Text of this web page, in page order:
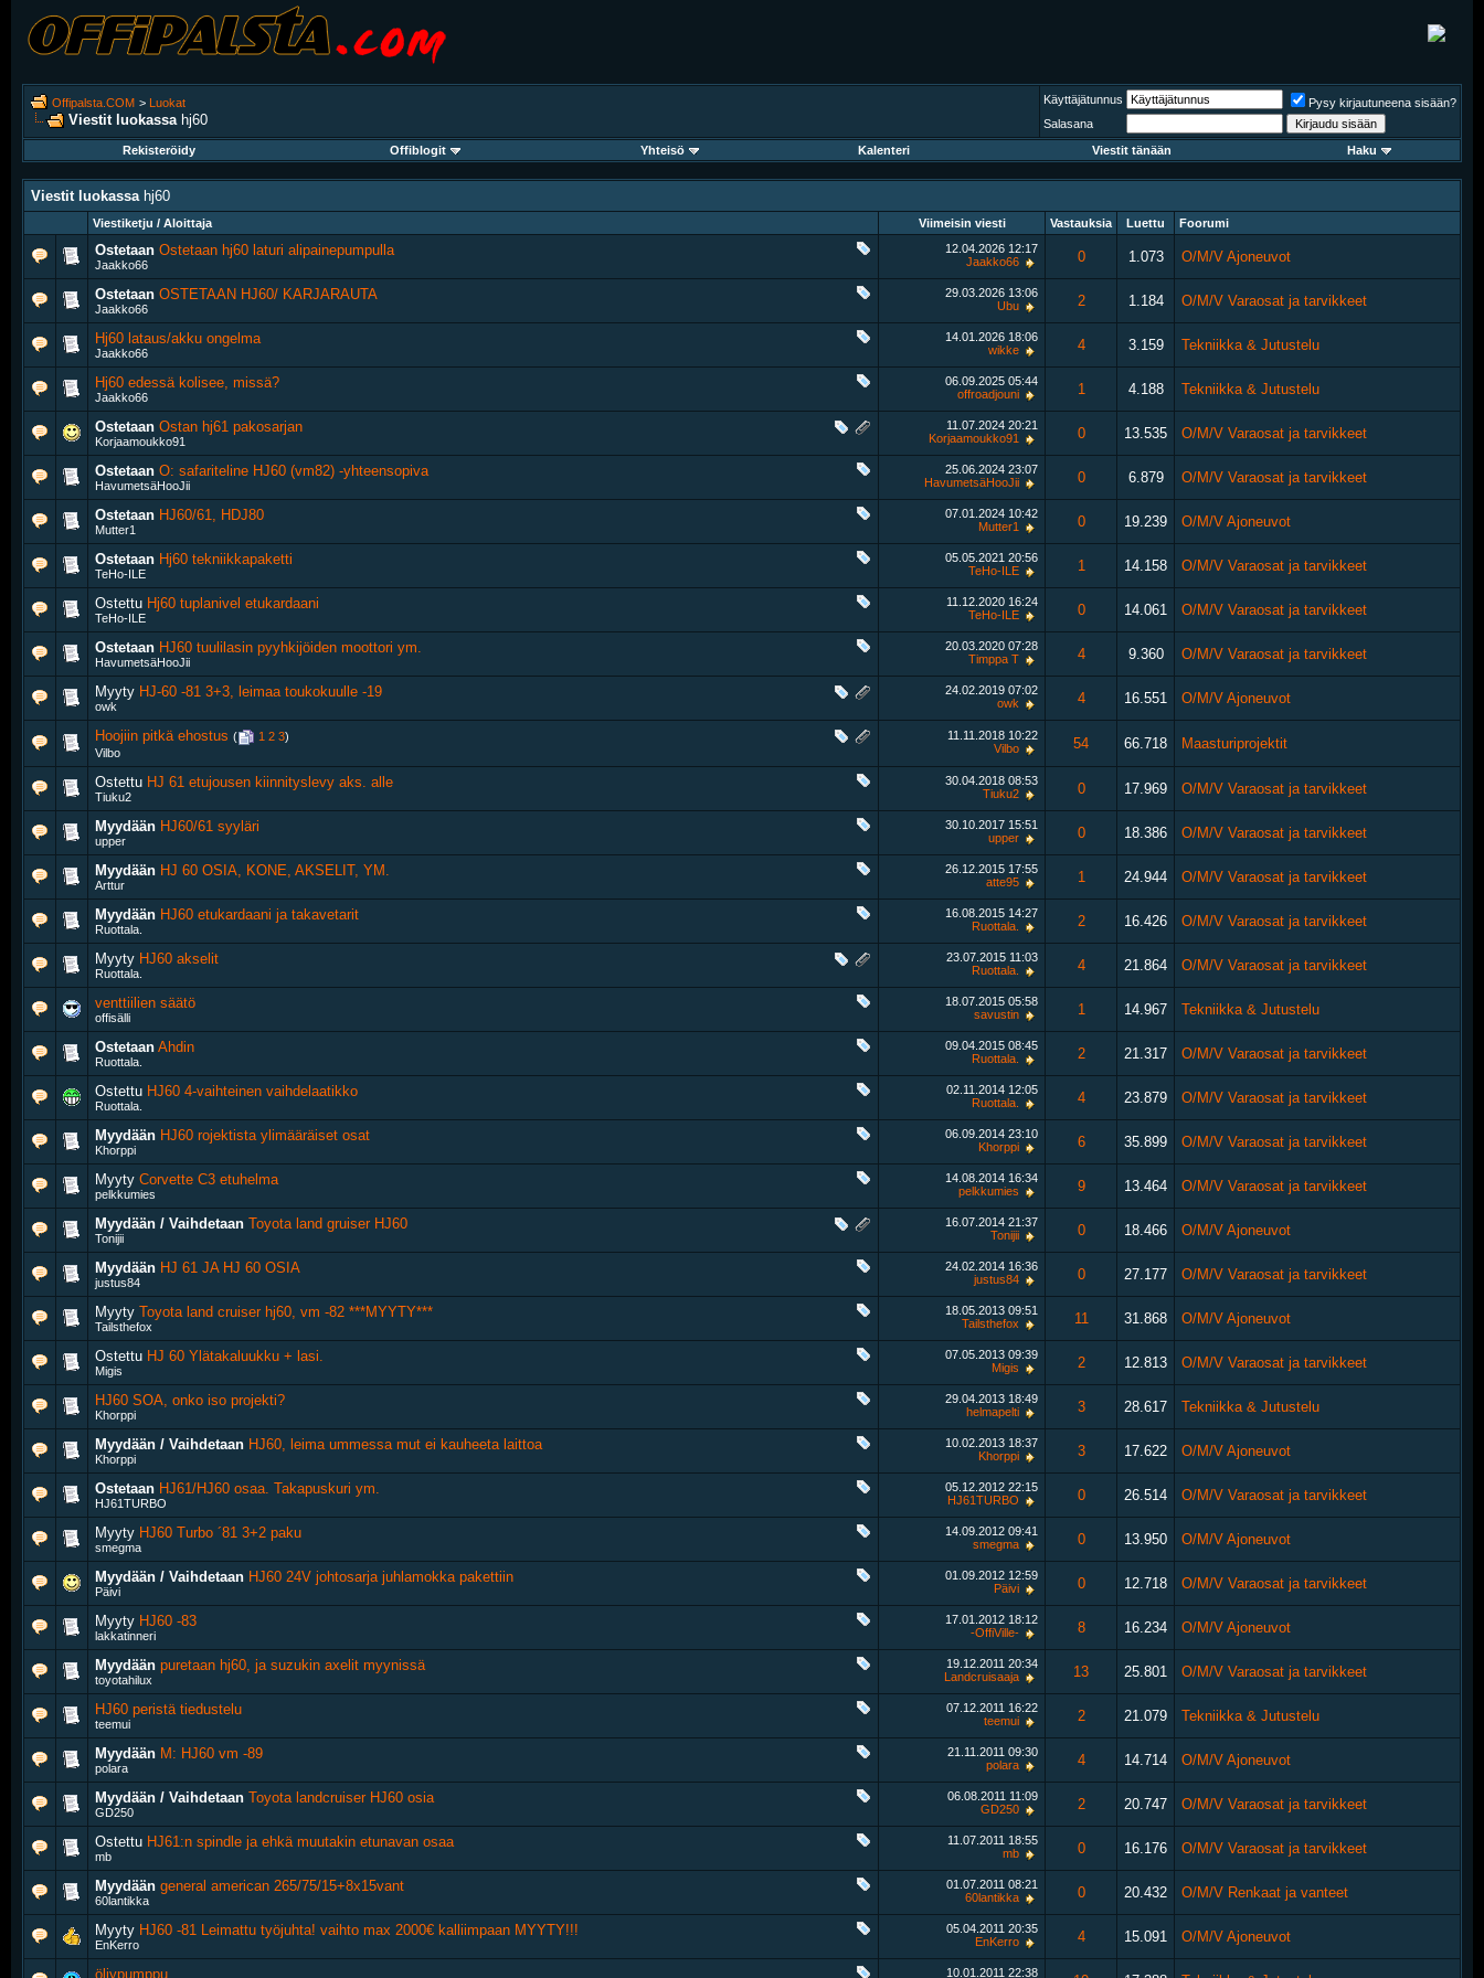
Offipalsta.COM > Luokat
Viestit luokassa hj60
Käyttäjätunnus
Pysy kirjautuneena sisään?
Salasana
Rekisteröidy
Offiblogit Yhteisö Kalenteri Viestit tänään Haku
Viestit luokassa hj60
Viestiketju / Aloittaja Viimeisin viesti Vastauksia Luettu Foorumi
Ostetaan Ostetaan hj60 laturi alipainepumpulla
Jaakko66
12.04.2026 12:17
Jaakko66
0 1.073 O/M/V Ajoneuvot
Ostetaan OSTETAAN HJ60/ KARJARAUTA
Jaakko66
29.03.2026 13:06
Ubu
2 1.184 O/M/V Varaosat ja tarvikkeet
Hj60 lataus/akku ongelma
Jaakko66
14.01.2026 18:06
wikke
4 3.159 Tekniikka & Jutustelu
Hj60 edessä kolisee, missä?
Jaakko66
06.09.2025 05:44
offroadjouni
1 4.188 Tekniikka & Jutustelu
Ostetaan Ostan hj61 pakosarjan
Korjaamoukko91
11.07.2024 20:21
Korjaamoukko91
0 13.535 O/M/V Varaosat ja tarvikkeet
Ostetaan O: safariteline HJ60 (vm82) -yhteensopiva
HavumetsäHooJii
25.06.2024 23:07
HavumetsäHooJii
0 6.879 O/M/V Varaosat ja tarvikkeet
Ostetaan HJ60/61, HDJ80
Mutter1
07.01.2024 10:42
Mutter1
0 19.239 O/M/V Ajoneuvot
Ostetaan Hj60 tekniikkapaketti
TeHo-ILE
05.05.2021 20:56
TeHo-ILE
1 14.158 O/M/V Varaosat ja tarvikkeet
Ostettu Hj60 tuplanivel etukardaani
TeHo-ILE
11.12.2020 16:24
TeHo-ILE
0 14.061 O/M/V Varaosat ja tarvikkeet
Ostetaan HJ60 tuulilasin pyyhkijöiden moottori ym.
HavumetsäHooJii
20.03.2020 07:28
Timppa T
4 9.360 O/M/V Varaosat ja tarvikkeet
Myyty HJ-60 -81 3+3, leimaa toukokuulle -19
owk
24.02.2019 07:02
owk
4 16.551 O/M/V Ajoneuvot
Hoojiin pitkä ehostus ( 1 2 3)
Vilbo
11.11.2018 10:22
Vilbo
54 66.718 Maasturiprojektit
Ostettu HJ 61 etujousen kiinnityslevy aks. alle
Tiuku2
30.04.2018 08:53
Tiuku2
0 17.969 O/M/V Varaosat ja tarvikkeet
Myydään HJ60/61 syyläri
upper
30.10.2017 15:51
upper
0 18.386 O/M/V Varaosat ja tarvikkeet
Myydään HJ 60 OSIA, KONE, AKSELIT, YM.
Arttur
26.12.2015 17:55
atte95
1 24.944 O/M/V Varaosat ja tarvikkeet
Myydään HJ60 etukardaani ja takavetarit
Ruottala.
16.08.2015 14:27
Ruottala.
2 16.426 O/M/V Varaosat ja tarvikkeet
Myyty HJ60 akselit
Ruottala.
23.07.2015 11:03
Ruottala.
4 21.864 O/M/V Varaosat ja tarvikkeet
venttiilien säätö
offisälli
18.07.2015 05:58
savustin
1 14.967 Tekniikka & Jutustelu
Ostetaan Ahdin
Ruottala.
09.04.2015 08:45
Ruottala.
2 21.317 O/M/V Varaosat ja tarvikkeet
Ostettu HJ60 4-vaihteinen vaihdelaatikko
Ruottala.
02.11.2014 12:05
Ruottala.
4 23.879 O/M/V Varaosat ja tarvikkeet
Myydään HJ60 rojektista ylimääräiset osat
Khorppi
06.09.2014 23:10
Khorppi
6 35.899 O/M/V Varaosat ja tarvikkeet
Myyty Corvette C3 etuhelma
pelkkumies
14.08.2014 16:34
pelkkumies
9 13.464 O/M/V Varaosat ja tarvikkeet
Myydään / Vaihdetaan Toyota land gruiser HJ60
Tonijii
16.07.2014 21:37
Tonijii
0 18.466 O/M/V Ajoneuvot
Myydään HJ 61 JA HJ 60 OSIA
justus84
24.02.2014 16:36
justus84
0 27.177 O/M/V Varaosat ja tarvikkeet
Myyty Toyota land cruiser hj60, vm -82 ***MYYTY***
Tailsthefox
18.05.2013 09:51
Tailsthefox
11 31.868 O/M/V Ajoneuvot
Ostettu HJ 60 Ylätakaluukku + lasi.
Migis
07.05.2013 09:39
Migis
2 12.813 O/M/V Varaosat ja tarvikkeet
HJ60 SOA, onko iso projekti?
Khorppi
29.04.2013 18:49
helmapelti
3 28.617 Tekniikka & Jutustelu
Myydään / Vaihdetaan HJ60, leima ummessa mut ei kauheeta laittoa
Khorppi
10.02.2013 18:37
Khorppi
3 17.622 O/M/V Ajoneuvot
Ostetaan HJ61/HJ60 osaa. Takapuskuri ym.
HJ61TURBO
05.12.2012 22:15
HJ61TURBO
0 26.514 O/M/V Varaosat ja tarvikkeet
Myyty HJ60 Turbo ´81 3+2 paku
smegma
14.09.2012 09:41
smegma
0 13.950 O/M/V Ajoneuvot
Myydään / Vaihdetaan HJ60 24V johtosarja juhlamokka pakettiin
Päivi
01.09.2012 12:59
Päivi
0 12.718 O/M/V Varaosat ja tarvikkeet
Myyty HJ60 -83
lakkatinneri
17.01.2012 18:12
-OffiVille-
8 16.234 O/M/V Ajoneuvot
Myydään puretaan hj60, ja suzukin axelit myynissä
toyotahilux
19.12.2011 20:34
Landcruisaaja
13 25.801 O/M/V Varaosat ja tarvikkeet
HJ60 peristä tiedustelu
teemui
07.12.2011 16:22
teemui
2 21.079 Tekniikka & Jutustelu
Myydään M: HJ60 vm -89
polara
21.11.2011 09:30
polara
4 14.714 O/M/V Ajoneuvot
Myydään / Vaihdetaan Toyota landcruiser HJ60 osia
GD250
06.08.2011 11:09
GD250
2 20.747 O/M/V Varaosat ja tarvikkeet
Ostettu HJ61:n spindle ja ehkä muutakin etunavan osaa
mb
11.07.2011 18:55
mb
0 16.176 O/M/V Varaosat ja tarvikkeet
Myydään general american 265/75/15+8x15vant
60lantikka
01.07.2011 08:21
60lantikka
0 20.432 O/M/V Renkaat ja vanteet
Myyty HJ60 -81 Leimattu työjuhta! vaihto max 2000€ kalliimpaan MYYTY!!!
EnKerro
05.04.2011 20:35
EnKerro
4 15.091 O/M/V Ajoneuvot
öljypumppu 10.01.2011 22:38